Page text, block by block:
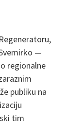
—
regionalne
publiku na
tim